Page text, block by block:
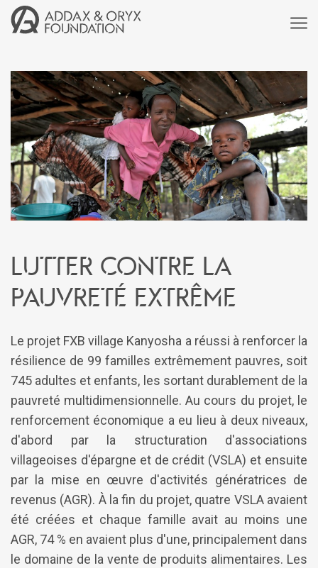
Lutter contre la
pauvreté extrême
Le projet FXB village Kanyosha a réussi à renforcer la
résilience de 99 familles extrêmement pauvres, soit
745 adultes et enfants, les sortant durablement de la
pauvreté multidimensionnelle. Au cours du projet, le
renforcement économique a eu lieu à deux niveaux,
d'abord par la structuration d'associations
villageoises d'épargne et de crédit (VSLA) et ensuite
par la mise en œuvre d'activités génératrices de
revenus (AGR). À la fin du projet, quatre VSLA avaient
été créées et chaque famille avait au moins une
AGR, 74 % en avaient plus d'une, principalement dans
le domaine de la vente de produits alimentaires. Les